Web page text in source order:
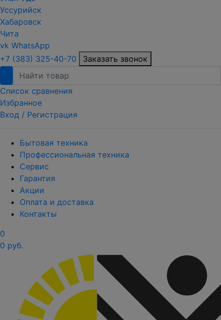
Уссурийск
Хабаровск
Чита
vk WhatsApp
+7 (383) 325-40-70
Заказать звонок
Список сравнения
Избранное
Вход / Регистрация
Бытовая техника
Профессиональная техника
Сервис
Гарантия
Акции
Оплата и доставка
Контакты
0
0 руб.